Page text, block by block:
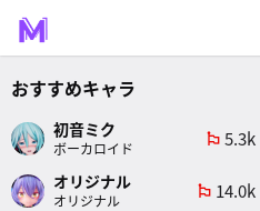
おすすめキャラ
初音ミク
ボーカロイド
emoji_flags 5.3k
オリジナル
オリジナル
emoji_flags 14.0k